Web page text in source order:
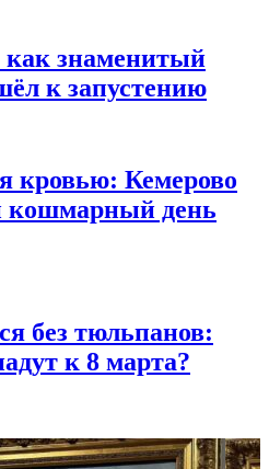
как знаменитый
к запустению
кровью: Кемерово
кошмарный день
без тюльпанов:
к 8 марта?